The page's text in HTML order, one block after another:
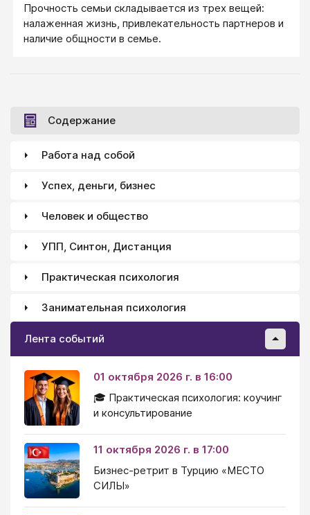
Прочность семьи складывается из трех вещей:
налаженная жизнь, привлекательность партнеров и
наличие общности в семье.
Содержание
Работа над собой
Успех, деньги, бизнес
Человек и общество
УПП, Синтон, Дистанция
Практическая психология
Занимательная психология
Лента событий
01 октября 2026 г. в 16:00
🎓 Практическая психология: коучинг
и консультирование
11 октября 2026 г. в 17:00
Бизнес-ретрит в Турцию «МЕСТО
СИЛЫ»